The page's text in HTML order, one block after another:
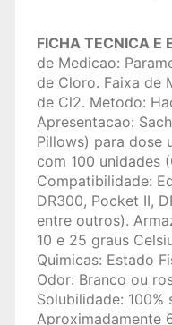
FICHA TECNICA E
de Medicao:
de Cloro. Faixa de
de Cl2. Metodo:
Apresentacao:
Pillows) para dose
com 100 unidades
Compatibilidade:
DR300, Pocket II,
entre outros).
10 e 25 graus
Quimicas: Estado
Odor: Branco ou
Solubilidade: 100%
Aproximadamente